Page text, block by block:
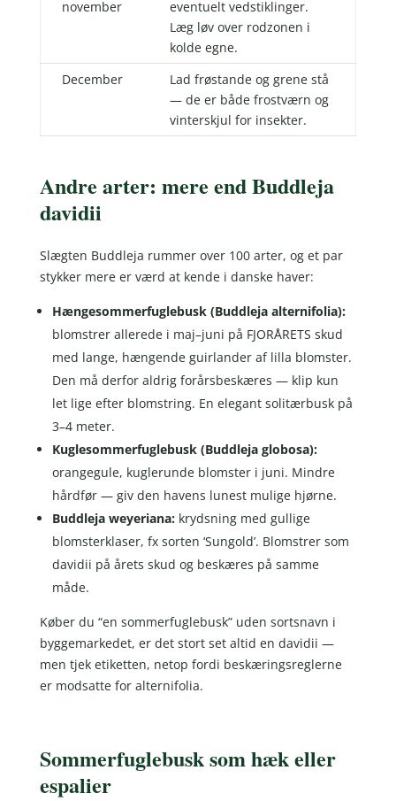
november
eventuelt vedstiklinger.
Læg løv over rodzonen i
kolde egne.
December
Lad frøstande og grene stå
— de er både frostværn og
vinterskjul for insekter.
Andre arter: mere end Buddleja
davidii
Slægten Buddleja rummer over 100 arter, og et par
stykker mere er værd at kende i danske haver:
Hængesommerfuglebusk (Buddleja alternifolia):
blomstrer allerede i maj–juni på FJORÅRETS skud
med lange, hængende guirlander af lilla blomster.
Den må derfor aldrig forårsbeskæres — klip kun
let lige efter blomstring. En elegant solitærbusk på
3–4 meter.
Kuglesommerfuglebusk (Buddleja globosa):
orangegule, kuglerunde blomster i juni. Mindre
hårdfør — giv den havens lunest mulige hjørne.
Buddleja weyeriana:krydsning med gullige
blomsterklaser, fx sorten ‘Sungold’. Blomstrer som
davidii på årets skud og beskæres på samme
måde.
Køber du “en sommerfuglebusk” uden sortsnavn i
byggemarkedet, er det stort set altid en davidii —
men tjek etiketten, netop fordi beskæringsreglerne
er modsatte for alternifolia.
Sommerfuglebusk som hæk eller
espalier